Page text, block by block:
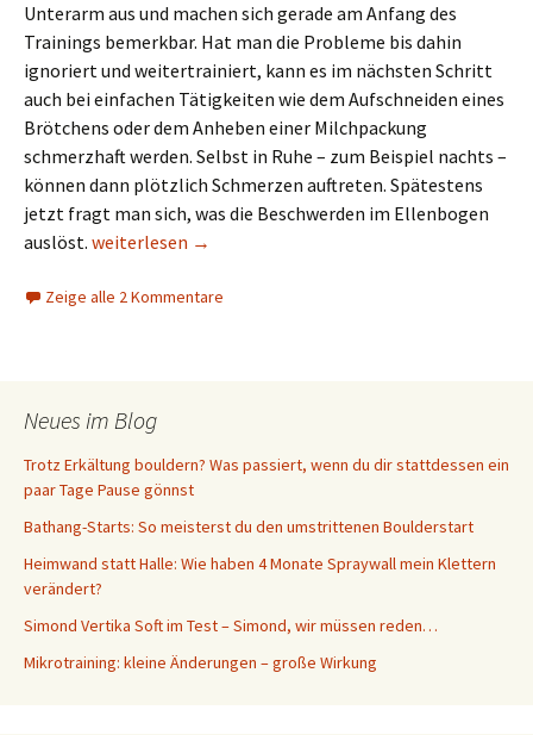
Unterarm aus und machen sich gerade am Anfang des
Trainings bemerkbar. Hat man die Probleme bis dahin
ignoriert und weitertrainiert, kann es im nächsten Schritt
auch bei einfachen Tätigkeiten wie dem Aufschneiden eines
Brötchens oder dem Anheben einer Milchpackung
schmerzhaft werden. Selbst in Ruhe – zum Beispiel nachts –
können dann plötzlich Schmerzen auftreten. Spätestens
jetzt fragt man sich, was die Beschwerden im Ellenbogen
auslöst. Schmerzende Ellenbogen: Was Klettern, Tennis und
weiterlesen →
Zeige alle 2 Kommentare
Neues im Blog
Trotz Erkältung bouldern? Was passiert, wenn du dir stattdessen ein
paar Tage Pause gönnst
Bathang-Starts: So meisterst du den umstrittenen Boulderstart
Heimwand statt Halle: Wie haben 4 Monate Spraywall mein Klettern
verändert?
Simond Vertika Soft im Test – Simond, wir müssen reden…
Mikrotraining: kleine Änderungen – große Wirkung